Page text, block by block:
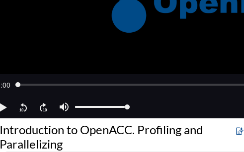
Introduction to OpenACC. Profiling and
Parallelizing